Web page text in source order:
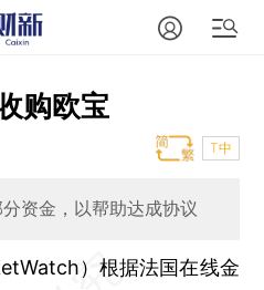
购欧宝
T中
资金，以帮助达成协议
）根据法国在线金